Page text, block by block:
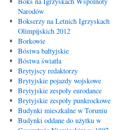
Narodów
Bokserzy na Letnich Igrzyskach
Olimpijskich 2012
Borkowie
Bóstwa bałtyjskie
Bóstwa światła
Brytyjscy redaktorzy
Brytyjskie pojazdy wojskowe
Brytyjskie zespoły eurodance
Brytyjskie zespoły punkrockowe
Budynki mieszkalne w Toruniu
Budynki oddane do użytku w